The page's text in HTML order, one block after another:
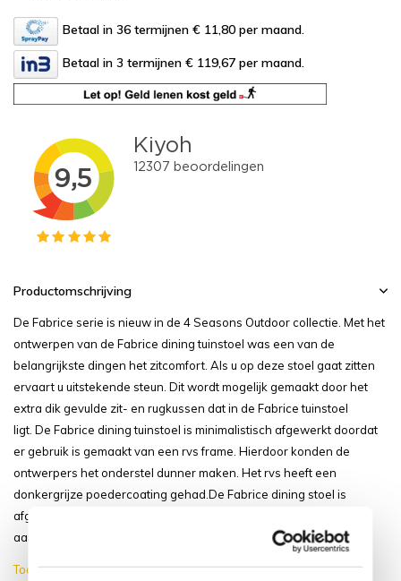
Betaal in 36 termijnen € 11,80 per maand.
Betaal in 3 termijnen € 119,67 per maand.
Productomschrijving
De Fabrice serie is nieuw in de 4 Seasons Outdoor collectie. Met het
ontwerpen van de Fabrice dining tuinstoel was een van de
belangrijkste dingen het zitcomfort. Als u op deze stoel gaat zitten
ervaart u uitstekende steun. Dit wordt mogelijk gemaakt door het
extra dik gevulde zit- en rugkussen dat in de Fabrice tuinstoel
ligt. De Fabrice dining tuinstoel is minimalistisch afgewerkt doordat
er gebruik is gemaakt van een rvs frame. Hierdoor konden de
ontwerpers het onderstel dunner maken. Het rvs heeft een
donkergrijze poedercoating gehad.De Fabrice dining stoel is
afgewerkt met hoogwaardig buiten rope. Dit rope zorgt voor een
aangenaam zacht...
Toon meer